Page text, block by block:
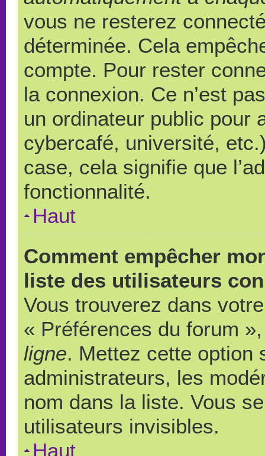
vous ne resterez
déterminée. Cela
compte. Pour rester
la connexion. Ce n’est
un ordinateur public pour
cybercafé, université,
case, cela signifie que
fonctionnalité.
Haut
Comment empêcher
liste des utilisateurs
Vous trouverez dans
« Préférences du forum
ligne. Mettez cette option
administrateurs, les
nom dans la liste. Vous
utilisateurs invisibles.
Haut